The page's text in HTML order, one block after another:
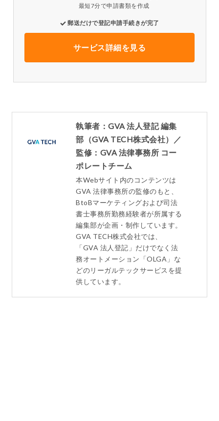
最短7分で申請書類を作成
郵送だけで登記申請手続きが完了
サービス詳細を見る
執筆者：GVA 法人登記 編集
部（GVA TECH株式会社）／
監修：GVA 法律事務所 コー
ポレートチーム
本Webサイト内のコンテンツは
GVA 法律事務所の監修のもと、
BtoBマーケティングおよび司法
書士事務所勤務経験者が所属する
編集部が企画・制作しています。
GVA TECH株式会社では、
「GVA 法人登記」だけでなく法
務オートメーション「OLGA」な
どのリーガルテックサービスを提
供しています。